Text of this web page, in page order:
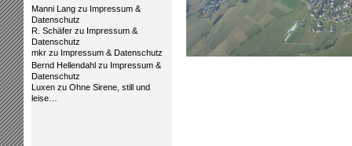
Manni Lang zu Impressum &
Datenschutz
R. Schäfer zu Impressum &
Datenschutz
mkr zu Impressum & Datenschutz
Bernd Hellendahl zu Impressum &
Datenschutz
Luxen zu Ohne Sirene, still und
leise…